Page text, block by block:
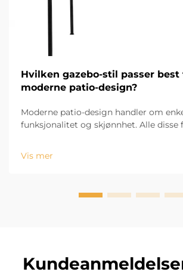
Hvilken gazebo-stil passer
moderne patio-design?
Moderne patio-design handler om
funksjonalitet og skjønnhet. Alle disse
patio-designet. Den rette markisen gir
Vis mer